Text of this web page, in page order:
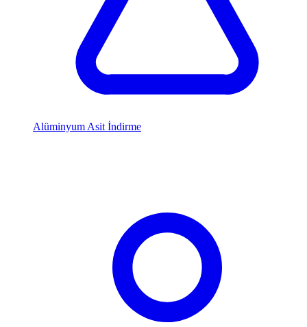
Alüminyum Asit İndirme